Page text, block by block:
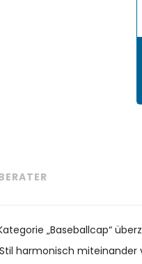
„Baseballcap“
harmonisch miteinander